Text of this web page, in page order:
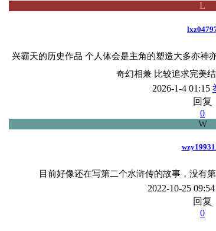
L
兴霸天的历史作品 个人体会是主角的塑造大多亦神
奇幻相兼 比较追求完美
2026-1-4 01:15
回复
0
W
目前好像还在写第二个水浒传的故事，没有
2022-10-25 09:54
回复
0